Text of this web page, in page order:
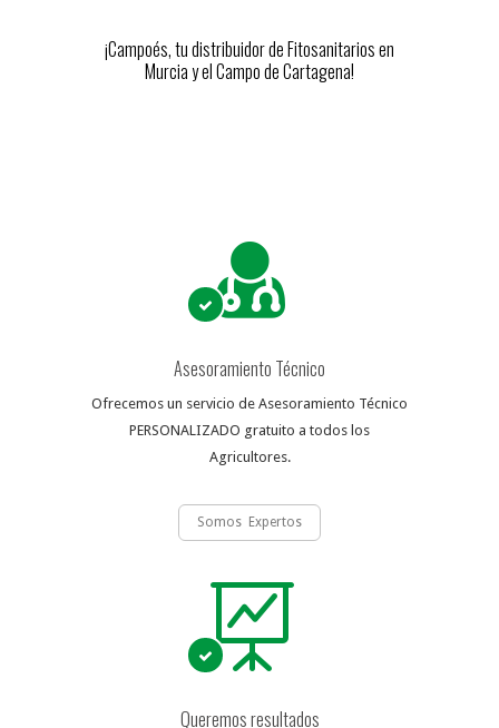
¡Campoés, tu distribuidor de Fitosanitarios en
Murcia y el Campo de Cartagena!
Asesoramiento Técnico
Ofrecemos un servicio de Asesoramiento Técnico
PERSONALIZADO gratuito a todos los
Agricultores.
Somos Expertos
Queremos resultados